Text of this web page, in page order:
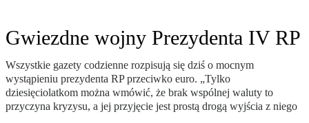
Gwiezdne wojny Prezydenta IV RP
Wszystkie gazety codzienne rozpisują się dziś o mocnym
wystąpieniu prezydenta RP przeciwko euro. „Tylko
dziesięciolatkom można wmówić, że brak wspólnej waluty to
przyczyna kryzysu, a jej przyjęcie jest prostą drogą wyjścia z niego